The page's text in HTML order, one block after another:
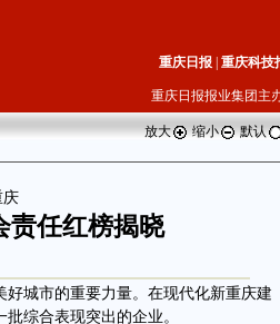
重庆日报 重庆科技
重庆日报报业集团主
放大 缩小 默认
庆
责任红榜揭晓
城市的重要力量。在现代化新重庆建
综合表现突出的企业。